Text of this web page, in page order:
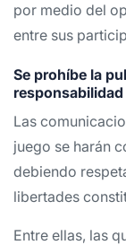
por medio del
entre sus
Se prohíbe la
Las
juego se harán
debiendo
libertades
Entre ellas, las